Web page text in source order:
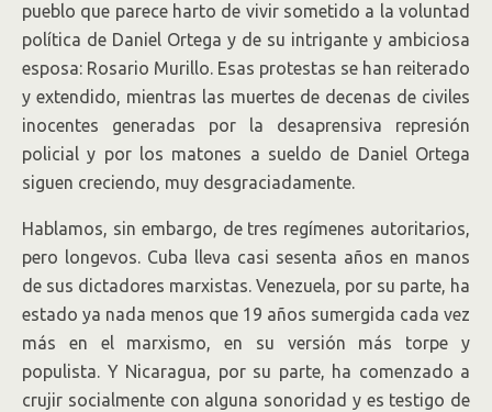
pueblo que parece harto de vivir sometido a la voluntad
política de Daniel Ortega y de su intrigante y ambiciosa
esposa: Rosario Murillo. Esas protestas se han reiterado
y extendido, mientras las muertes de decenas de civiles
inocentes generadas por la desaprensiva represión
policial y por los matones a sueldo de Daniel Ortega
siguen creciendo, muy desgraciadamente.
Hablamos, sin embargo, de tres regímenes autoritarios,
pero longevos. Cuba lleva casi sesenta años en manos
de sus dictadores marxistas. Venezuela, por su parte, ha
estado ya nada menos que 19 años sumergida cada vez
más en el marxismo, en su versión más torpe y
populista. Y Nicaragua, por su parte, ha comenzado a
crujir socialmente con alguna sonoridad y es testigo de